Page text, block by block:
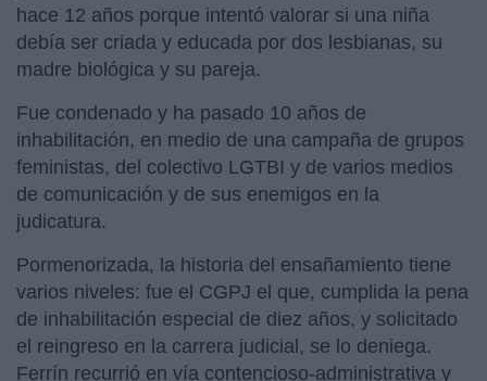
hace 12 años porque intentó valorar si una niña
debía ser criada y educada por dos lesbianas, su
madre biológica y su pareja.
Fue condenado y ha pasado 10 años de
inhabilitación, en medio de una campaña de grupos
feministas, del colectivo LGTBI y de varios medios
de comunicación y de sus enemigos en la
judicatura.
Pormenorizada, la historia del ensañamiento tiene
varios niveles: fue el CGPJ el que, cumplida la pena
de inhabilitación especial de diez años, y solicitado
el reingreso en la carrera judicial, se lo deniega.
Ferrín recurrió en vía contencioso-administrativa y